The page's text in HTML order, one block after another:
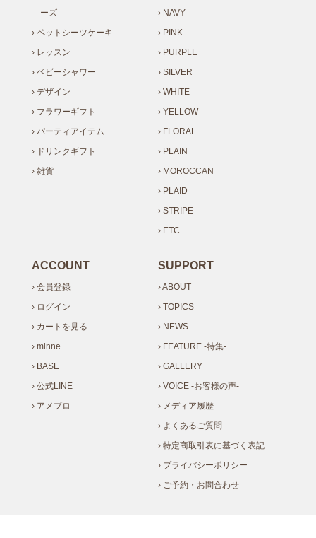
ーズ
› ペットシーツケーキ
› レッスン
› ベビーシャワー
› デザイン
› フラワーギフト
› パーティアイテム
› ドリンクギフト
› 雑貨
› NAVY
› PINK
› PURPLE
› SILVER
› WHITE
› YELLOW
› FLORAL
› PLAIN
› MOROCCAN
› PLAID
› STRIPE
› ETC.
ACCOUNT
› 会員登録
› ログイン
› カートを見る
› minne
› BASE
› 公式LINE
› アメブロ
SUPPORT
› ABOUT
› TOPICS
› NEWS
› FEATURE -特集-
› GALLERY
› VOICE -お客様の声-
› メディア履歴
› よくあるご質問
› 特定商取引表に基づく表記
› プライバシーポリシー
› ご予約・お問合わせ